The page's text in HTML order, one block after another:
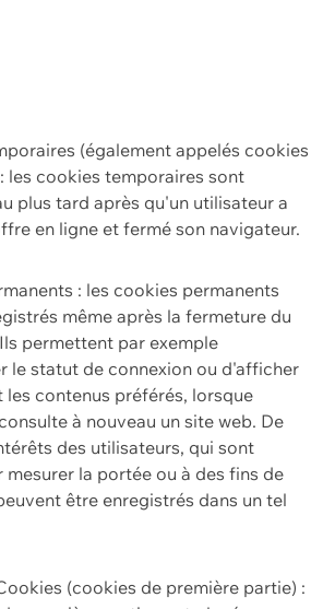
(également appelés cookies
les cookies temporaires sont
plus tard après qu'un utilisateur a
en ligne et fermé son navigateur.
: les cookies permanents
même après la fermeture du
permettent par exemple
le statut de connexion ou d'afficher
les contenus préférés, lorsque
à nouveau un site web. De
des utilisateurs, qui sont
mesurer la portée ou à des fins de
être enregistrés dans un tel
(cookies de première partie) :